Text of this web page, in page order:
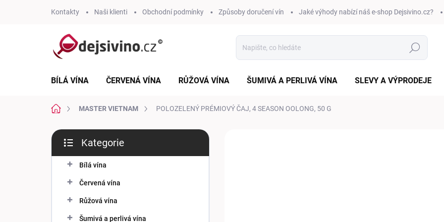
Kontakty Naši klienti Obchodní podmínky Způsoby doručení vín Jaké výhody nabízí náš e-shop Dejsivino.cz?
Hledat
BÍLÁ VÍNA ČERVENÁ VÍNA RŮŽOVÁ VÍNA ŠUMIVÁ A PERLIVÁ VÍNA SLEVY A VÝPRODEJE
Domů MASTER VIETNAM POLOZELENÝ PRÉMIOVÝ ČAJ, 4 SEASON OOLONG, 50 G
P
s
kategorie
Kategorie
Bílá vína
Červená vína
Růžová vína
Šumivá a perlivá vína